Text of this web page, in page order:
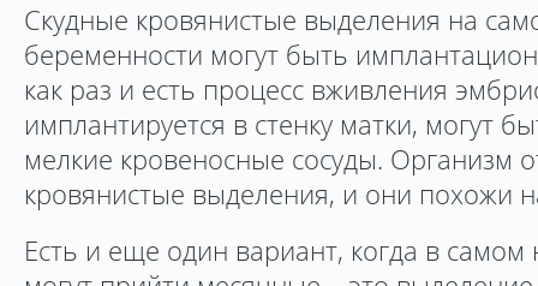
Скудные кровянистые выделения на
беременности могут быть
как раз и есть процесс вживления
имплантируется в стенку матки, могут
мелкие кровеносные сосуды. Организм
кровянистые выделения, и они похожи
Есть и еще один вариант, когда в